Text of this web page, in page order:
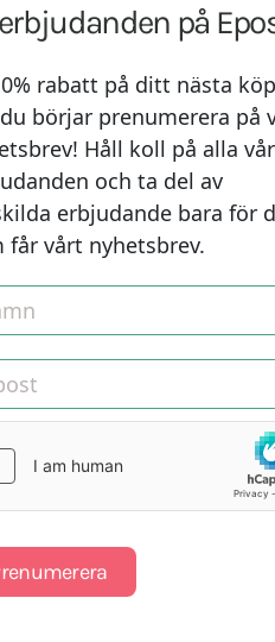
mer)
lite mer efter smak)
kokosoljaalternativt klä
till pajbottnen: Börja
tills du har en kompakt
i den förberedda
på
rabatt på ditt nästa köp
börjar prenumerera på
Håll koll på alla
och ta del av
erbjudande bara för
får vårt nyhetsbrev.